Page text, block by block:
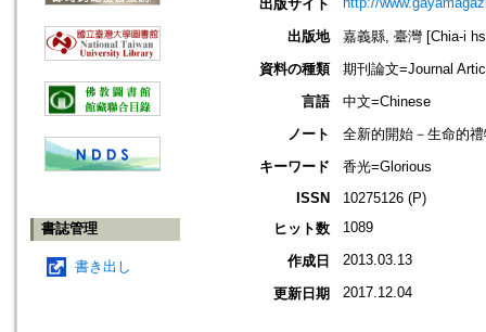
書誌管理
書き出し
出版サイト
出版地
嘉義縣, 臺灣 [Chia-i
資料の種類
期刊論文=Journal
言語
中文=Chinese
ノート
全新的開始－生命的
キーワード
香光=Glorious
ISSN
10275126 (P)
ヒット数
1089
作成日 2013.03.13
更新日期 2017.12.04